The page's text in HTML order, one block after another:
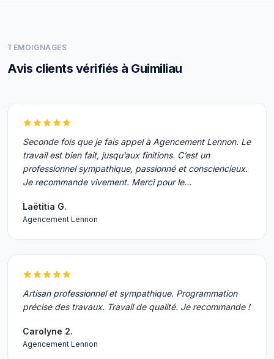
TÉMOIGNAGES
Avis clients vérifiés à Guimiliau
Seconde fois que je fais appel à Agencement Lennon. Le
travail est bien fait, jusqu’aux finitions. C’est un
professionnel sympathique, passionné et consciencieux.
Je recommande vivement. Merci pour le…
Laëtitia G.
Agencement Lennon
Artisan professionnel et sympathique. Programmation
précise des travaux. Travail de qualité. Je recommande !
Carolyne 2.
Agencement Lennon